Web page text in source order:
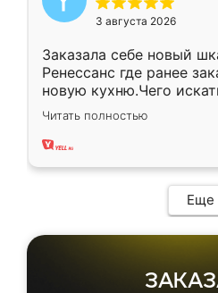
3 августа 2026
Заказала себе новый
Ренессанс где ранее
новую кухню.Чего
вполне довольна.
два года, нареканий нет.
Читать полностью
Еще